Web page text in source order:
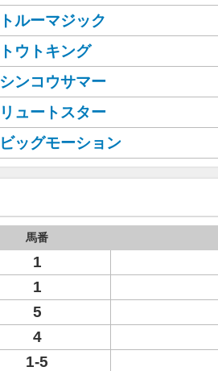
トルーマジック
トウトキング
シンコウサマー
リュートスター
ビッグモーション
馬番
1
1
5
4
1-5